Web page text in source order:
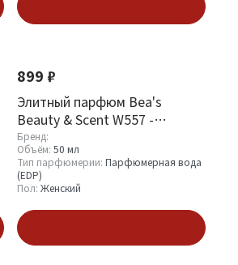
899 ₽
Элитный парфюм Bea's
Beauty & Scent W557 -
Christian Dior Addict 2
Бренд:
Объём: 50 мл
Тип парфюмерии: Парфюмерная вода
(EDP)
Пол: Женский